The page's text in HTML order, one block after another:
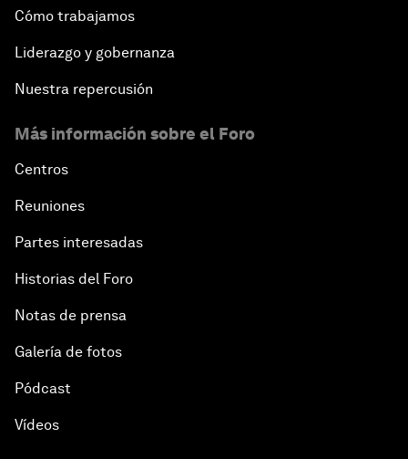
Cómo trabajamos
Liderazgo y gobernanza
Nuestra repercusión
Más información sobre el Foro
Centros
Reuniones
Partes interesadas
Historias del Foro
Notas de prensa
Galería de fotos
Pódcast
Vídeos